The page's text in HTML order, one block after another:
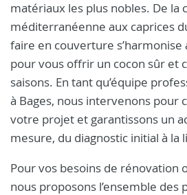
matériaux les plus nobles. De la
méditerranéenne aux caprices
faire en couverture s’harmonise
pour vous offrir un cocon sûr et
saisons. En tant qu’équipe
à Bages, nous intervenons pour
votre projet et garantissons un
mesure, du diagnostic initial à la
Pour vos besoins de rénovation
nous proposons l’ensemble des